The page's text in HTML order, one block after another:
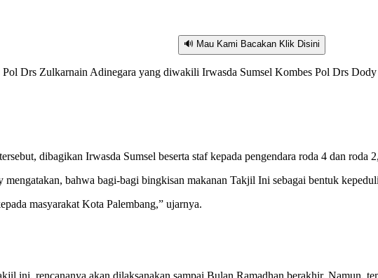
🔊 Mau Kami Bacakan Klik Disini
Drs Zulkarnain Adinegara yang diwakili Irwasda Sumsel Kombes Pol Drs
dibagikan Irwasda Sumsel beserta staf kepada pengendara roda 4 dan
bahwa bagi-bagi bingkisan makanan Takjil Ini sebagai bentuk
masyarakat Kota Palembang,” ujarnya.
ini, rencananya akan dilaksanakan sampai Bulan Ramadhan berakhir. Namun,